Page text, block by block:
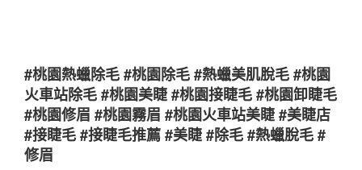
#桃園熱蠟除毛 #桃園除毛 #熱蠟美肌脫毛 #桃園
火車站除毛 #桃園美睫 #桃園接睫毛 #桃園卸睫毛
#桃園修眉 #桃園霧眉 #桃園火車站美睫 #美睫店
#接睫毛 #接睫毛推薦 #美睫 #除毛 #熱蠟脫毛 #
修眉